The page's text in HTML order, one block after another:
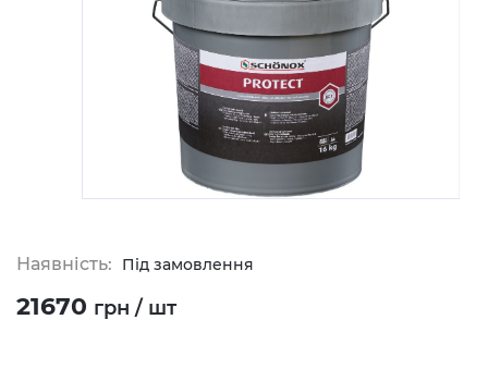
Наявність: Під замовлення
21670 грн / шт